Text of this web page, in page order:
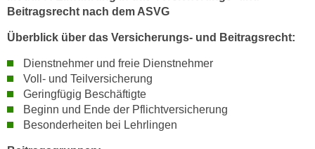
Beitragsrecht nach dem ASVG
Überblick über das Versicherungs- und Beitragsrecht:
Dienstnehmer und freie Dienstnehmer
Voll- und Teilversicherung
Geringfügig Beschäftigte
Beginn und Ende der Pflichtversicherung
Besonderheiten bei Lehrlingen
n
e
u
m
n